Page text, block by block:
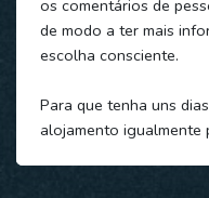
os comentários de
de modo a ter mais
escolha consciente.
Para que tenha uns
alojamento igualmente